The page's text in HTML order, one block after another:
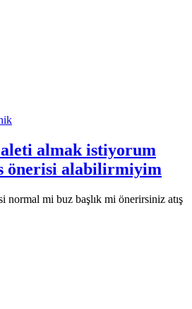
almak istiyorum
önerisi alabilirmiyim
normal mi buz başlık mi önerirsiniz atış